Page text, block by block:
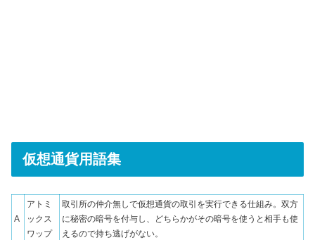
仮想通貨用語集
A
アトミ
ックス
ワップ
取引所の仲介無しで仮想通貨の取引を実行できる仕組み。双方
に秘密の暗号を付与し、どちらかがその暗号を使うと相手も使
えるので持ち逃げがない。